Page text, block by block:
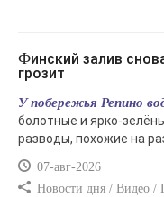
Финский залив снова стал зелёным: чем
грозит
У побережья Репино
болотные и ярко-
разводы, похожие на
07-авг-2026
Новости дня / Видео /